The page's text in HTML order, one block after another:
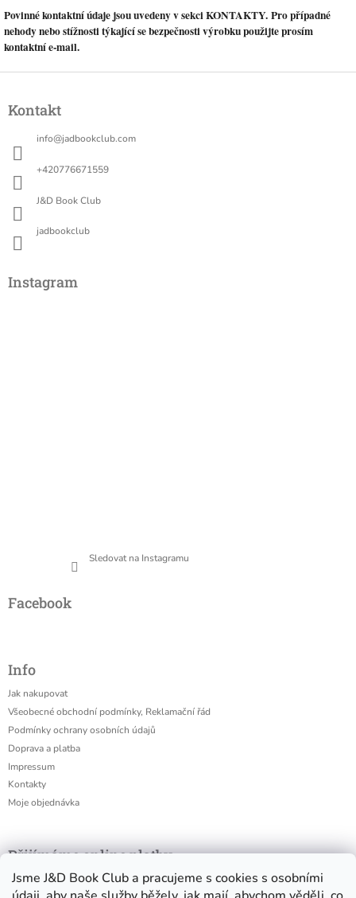
Jsme J&D Book Club a pracujeme s cookies s osobními
Povinné kontaktní údaje jsou uvedeny v sekci KONTAKTY. Pro případné
nehody nebo stížnosti týkající se bezpečnosti výrobku použijte prosím
kontaktní e-mail.
pKontakt
info@jadbookclub.com
+420776671559
J&D Book Club
jadbookclub
Instagram
Sledovat na Instagramu
Facebook
Info
Jak nakupovat
Všeobecné obchodní podmínky, Reklamační řád
Podmínky ochrany osobních údajů
Doprava a platba
Impressum
Kontakty
Moje objednávka
Přijímáme online platby